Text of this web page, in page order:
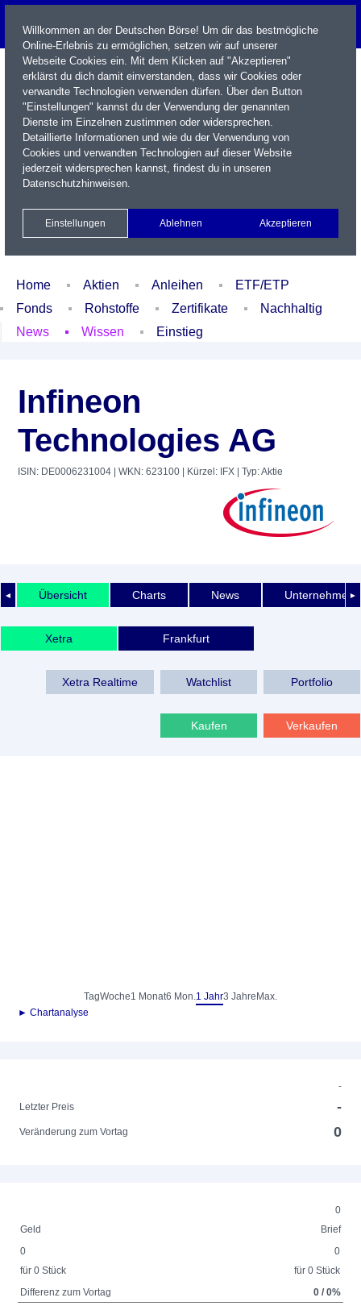
Name / WKN / ISIN / Kürzel
Xetra Realtime
Watchlist Portfolio Login
Home Aktien Anleihen
ETF/ETP
Fonds
Rohstoffe Zertifikate
Nachhaltig
News
Wissen Einstieg
Infineon
Technologies AG
ISIN: DE0006231004 | WKN: 623100 | Kürzel: IFX | Typ: Aktie
◄ ►
Übersicht Charts News
Xetra Frankfurt
Xetra Realtime Watchlist Portfolio
Kaufen Verkaufen
TagWoche1 Monat6 Mon.1 Jahr3 Jahre Max.
► Chartanalyse
-
Letzter Preis
-
Veränderung zum Vortag 0
0
Geld
Brief
0
für 0 Stück
0
für 0 Stück
Differenz zum Vortag
0 / 0%
Willkommen an der Deutschen Börse! Um dir das bestmögliche
Online-Erlebnis zu ermöglichen, setzen wir auf unserer
Webseite Cookies ein. Mit dem Klicken auf "Akzeptieren"
erklärst du dich damit einverstanden, dass wir Cookies oder
verwandte Technologien verwenden dürfen. Über den Button
"Einstellungen" kannst du der Verwendung der genannten
Dienste im Einzelnen zustimmen oder widersprechen.
Detaillierte Informationen und wie du der Verwendung von
Cookies und verwandten Technologien auf dieser Website
jederzeit widersprechen kannst, findest du in unseren
Datenschutzhinweisen.
Einstellungen Ablehnen Akzeptieren